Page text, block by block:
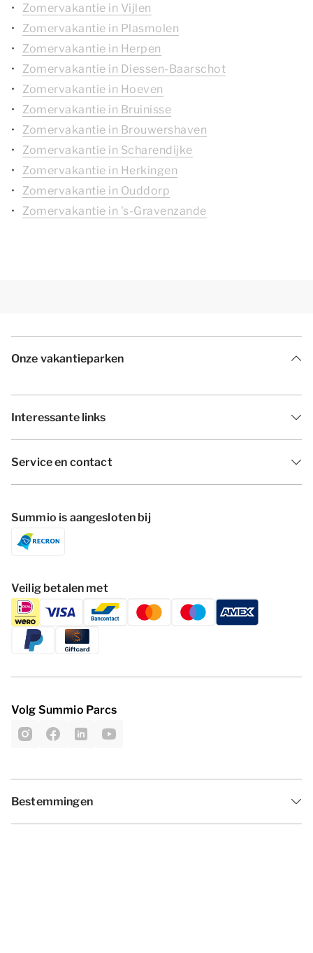
Zomervakantie in Vijlen
Zomervakantie in Plasmolen
Zomervakantie in Herpen
Zomervakantie in Diessen-Baarschot
Zomervakantie in Hoeven
Zomervakantie in Bruinisse
Zomervakantie in Brouwershaven
Zomervakantie in Scharendijke
Zomervakantie in Herkingen
Zomervakantie in Ouddorp
Zomervakantie in 's-Gravenzande
Onze vakantieparken
Interessante links
Service en contact
Summio is aangesloten bij
Veilig betalen met
Volg Summio Parcs
Bestemmingen